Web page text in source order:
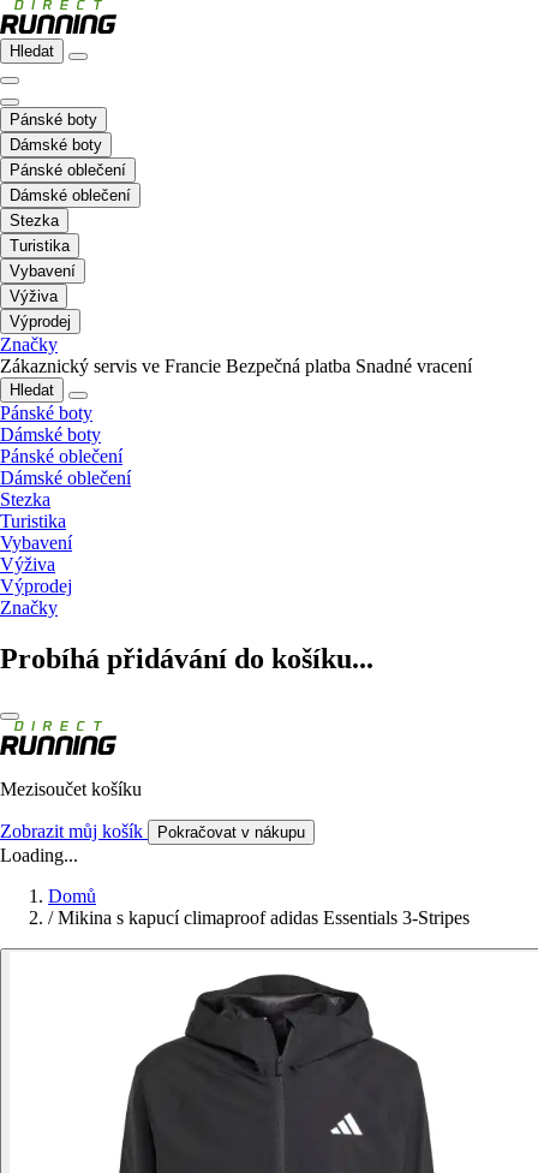
Hledat
Pánské boty
Dámské boty
Pánské oblečení
Dámské oblečení
Stezka
Turistika
Vybavení
Výživa
Výprodej
Značky
Zákaznický servis ve Francie Bezpečná platba Snadné vracení
Hledat
Pánské boty
Dámské boty
Pánské oblečení
Dámské oblečení
Stezka
Turistika
Vybavení
Výživa
Výprodej
Značky
Probíhá přidávání do košíku...
Mezisoučet košíku
Zobrazit můj košík Pokračovat v nákupu
Loading...
Domů
/ Mikina s kapucí climaproof adidas Essentials 3-Stripes